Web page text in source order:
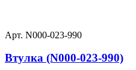
Арт. N000-023-990
Втулка (N000-023-990)